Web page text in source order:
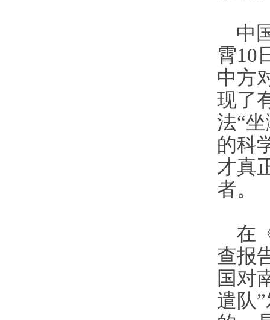
中
霄10
中方
现了
法“
的科
才真
者。
在
查报
国对
遣队